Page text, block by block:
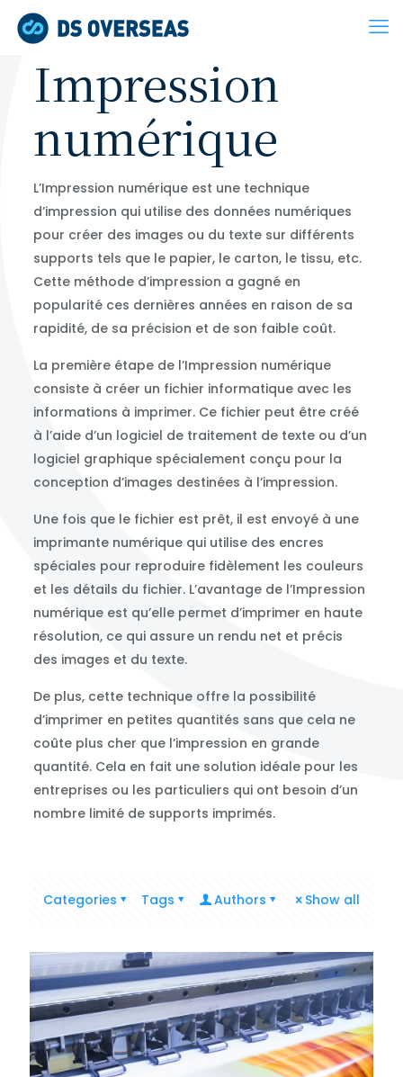
Impression
numérique
L’Impression numérique est une technique
d’impression qui utilise des données numériques
pour créer des images ou du texte sur différents
supports tels que le papier, le carton, le tissu, etc.
Cette méthode d’impression a gagné en
popularité ces dernières années en raison de sa
rapidité, de sa précision et de son faible coût.
La première étape de l’Impression numérique
consiste à créer un fichier informatique avec les
informations à imprimer. Ce fichier peut être créé
à l’aide d’un logiciel de traitement de texte ou d’un
logiciel graphique spécialement conçu pour la
conception d’images destinées à l’impression.
Une fois que le fichier est prêt, il est envoyé à une
imprimante numérique qui utilise des encres
spéciales pour reproduire fidèlement les couleurs
et les détails du fichier. L’avantage de l’Impression
numérique est qu’elle permet d’imprimer en haute
résolution, ce qui assure un rendu net et précis
des images et du texte.
De plus, cette technique offre la possibilité
d’imprimer en petites quantités sans que cela ne
coûte plus cher que l’impression en grande
quantité. Cela en fait une solution idéale pour les
entreprises ou les particuliers qui ont besoin d’un
nombre limité de supports imprimés.
Categories Tags Authors Show all